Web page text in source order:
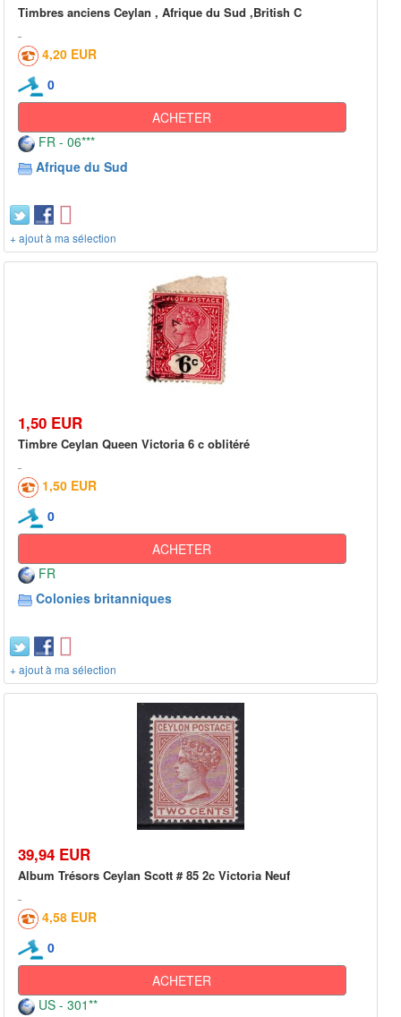
Timbres anciens Ceylan , Afrique du Sud ,British C
4,20 EUR
0
ACHETER
FR - 06***
Afrique du Sud
+ ajout à ma sélection
1,50 EUR
Timbre Ceylan Queen Victoria 6 c oblitéré
1,50 EUR
0
ACHETER
FR
Colonies britanniques
+ ajout à ma sélection
39,94 EUR
Album Trésors Ceylan Scott # 85 2c Victoria Neuf
4,58 EUR
0
ACHETER
US - 301**